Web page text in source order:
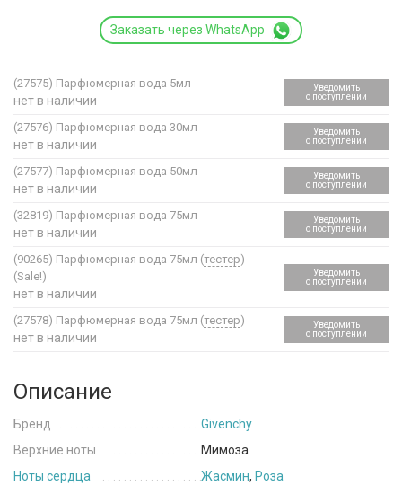
Заказать через WhatsApp
(27575) Парфюмерная вода 5мл
нет в наличии
Уведомить
о поступлении
(27576) Парфюмерная вода 30мл
нет в наличии
Уведомить
о поступлении
(27577) Парфюмерная вода 50мл
нет в наличии
Уведомить
о поступлении
(32819) Парфюмерная вода 75мл
нет в наличии
Уведомить
о поступлении
(90265) Парфюмерная вода 75мл (тестер)
(Sale!)
нет в наличии
Уведомить
о поступлении
(27578) Парфюмерная вода 75мл (тестер)
нет в наличии
Уведомить
о поступлении
Описание
Бренд
Givenchy
Верхние ноты
Мимоза
Ноты сердца
Жасмин, Роза